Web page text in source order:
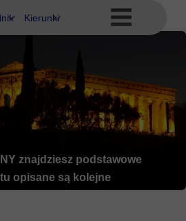
Kierunki
Delfy
Eubea
Korfu
znajdziesz podstawowe
opisane są kolejne